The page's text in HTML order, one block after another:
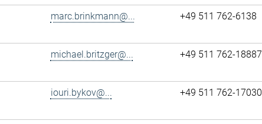
marc.brinkmann@... +49 511 762-6138
michael.britzger@... +49 511 762-18887
iouri.bykov@... +49 511 762-17030